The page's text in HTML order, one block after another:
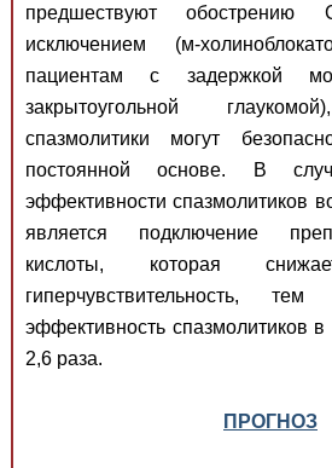
предшествуют
исключением (м-
пациентам с задержкой
закрытоугольной
спазмолитики могут
постоянной основе. В
эффективности спазмолитиков
является подключение
кислоты, которая
гиперчувствительность,
эффективность спазмолитиков
2,6 раза.
ПРОГНОЗ